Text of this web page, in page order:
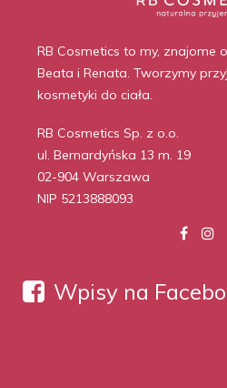
RB Cosmetics to my, znajome
Beata i Renata. Tworzymy
kosmetyki do ciała.
RB Cosmetics Sp. z o.o.
ul. Bernardyńska 13 m. 19
02-904 Warszawa
NIP 5213888093
Wpisy na